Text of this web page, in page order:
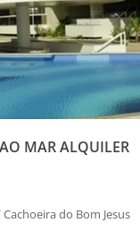
MAR ALQUILER
do Bom Jesus